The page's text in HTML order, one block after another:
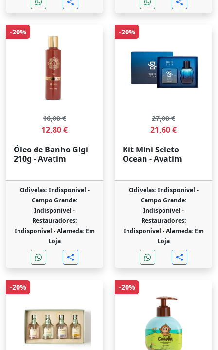
-20%
16,00 €
12,80 €
Óleo de Banho Gigi
210g - Avatim
Odivelas: Indisponivel -
Campo Grande:
Indisponivel -
Restauradores:
Indisponivel -Alameda: Em
Loja
-20%
27,00 €
21,60 €
Kit Mini Seleto
Ocean - Avatim
Odivelas: Indisponivel -
Campo Grande:
Indisponivel -
Restauradores:
Indisponivel -Alameda: Em
Loja
-20% -20%